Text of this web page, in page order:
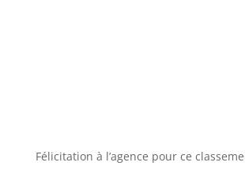
Félicitation à l’agence pour ce